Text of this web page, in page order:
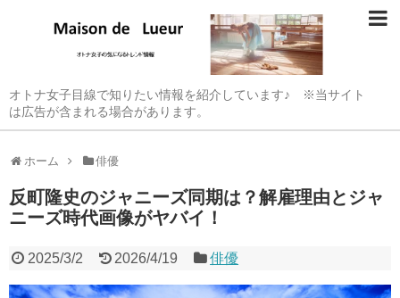
オトナ女子目線で知りたい情報を紹介しています♪ ※当サイト
は広告が含まれる場合があります。
ホーム 俳優
反町隆史のジャニーズ同期は？解雇理由とジャ
ニーズ時代画像がヤバイ！
2025/3/2 2026/4/19 俳優